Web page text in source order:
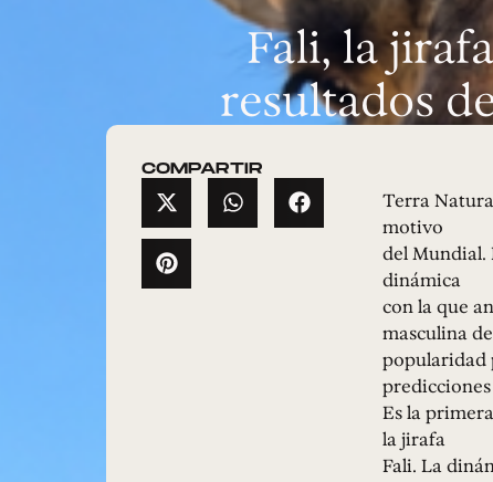
Fali, la
resultados
COMPARTIR
Terra
motivo
del Mundial.
dinámica
con la que
masculina
popularidad
Es la
la jirafa
Fali. La